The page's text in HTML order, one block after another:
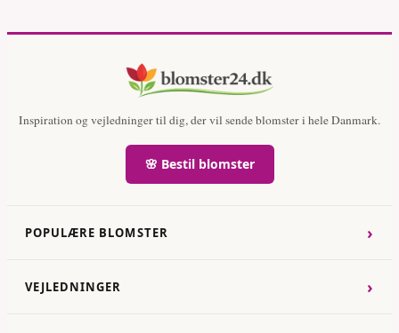
Inspiration og vejledninger til dig, der vil sende blomster i hele Danmark.
🌸 Bestil blomster
POPULÆRE BLOMSTER ›
VEJLEDNINGER ›